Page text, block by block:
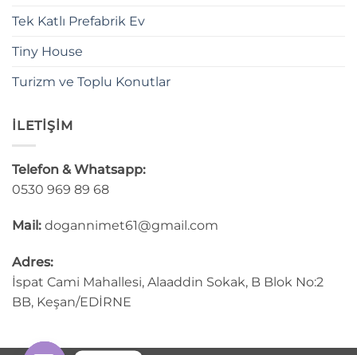
Tek Katlı Prefabrik Ev
Tiny House
Turizm ve Toplu Konutlar
İLETİŞİM
Telefon & Whatsapp:
0530 969 89 68
Mail: dogannimet61@gmail.com
Adres:
İspat Cami Mahallesi, Alaaddin Sokak, B Blok No:2
BB, Keşan/EDİRNE